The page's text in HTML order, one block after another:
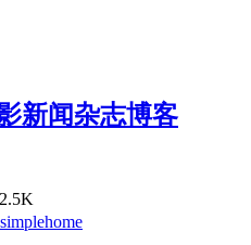
新闻杂志博客
2.5K